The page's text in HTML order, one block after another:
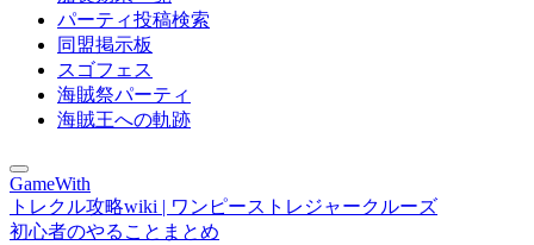
パーティ投稿検索
同盟掲示板
スゴフェス
海賊祭パーティ
海賊王への軌跡
GameWith
トレクル攻略wiki | ワンピーストレジャークルーズ
初心者のやることまとめ